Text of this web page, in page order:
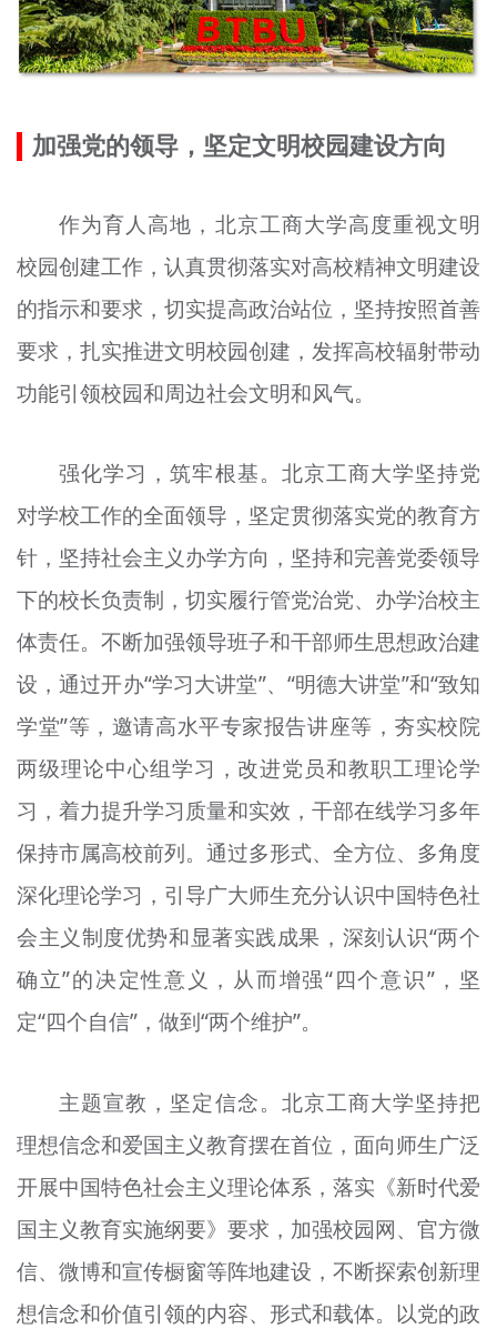
加强党的领导，坚定文明校园建设方向
作为育人高地，北京工商大学高度重视文明
校园创建工作，认真贯彻落实对高校精神文明建设
的指示和要求，切实提高政治站位，坚持按照首善
要求，扎实推进文明校园创建，发挥高校辐射带动
功能引领校园和周边社会文明和风气。
强化学习，筑牢根基。北京工商大学坚持党
对学校工作的全面领导，坚定贯彻落实党的教育方
针，坚持社会主义办学方向，坚持和完善党委领导
下的校长负责制，切实履行管党治党、办学治校主
体责任。不断加强领导班子和干部师生思想政治建
设，通过开办“学习大讲堂”、“明德大讲堂”和“致知
学堂”等，邀请高水平专家报告讲座等，夯实校院
两级理论中心组学习，改进党员和教职工理论学
习，着力提升学习质量和实效，干部在线学习多年
保持市属高校前列。通过多形式、全方位、多角度
深化理论学习，引导广大师生充分认识中国特色社
会主义制度优势和显著实践成果，深刻认识“两个
确立”的决定性意义，从而增强“四个意识”，坚
定“四个自信”，做到“两个维护”。
主题宣教，坚定信念。北京工商大学坚持把
理想信念和爱国主义教育摆在首位，面向师生广泛
开展中国特色社会主义理论体系，落实《新时代爱
国主义教育实施纲要》要求，加强校园网、官方微
信、微博和宣传橱窗等阵地建设，不断探索创新理
想信念和价值引领的内容、形式和载体。以党的政